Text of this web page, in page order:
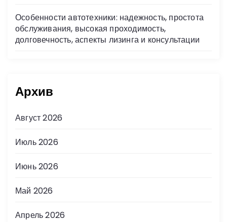
Особенности автотехники: надежность, простота
обслуживания, высокая проходимость,
долговечность, аспекты лизинга и консультации
Архив
Август 2026
Июль 2026
Июнь 2026
Май 2026
Апрель 2026